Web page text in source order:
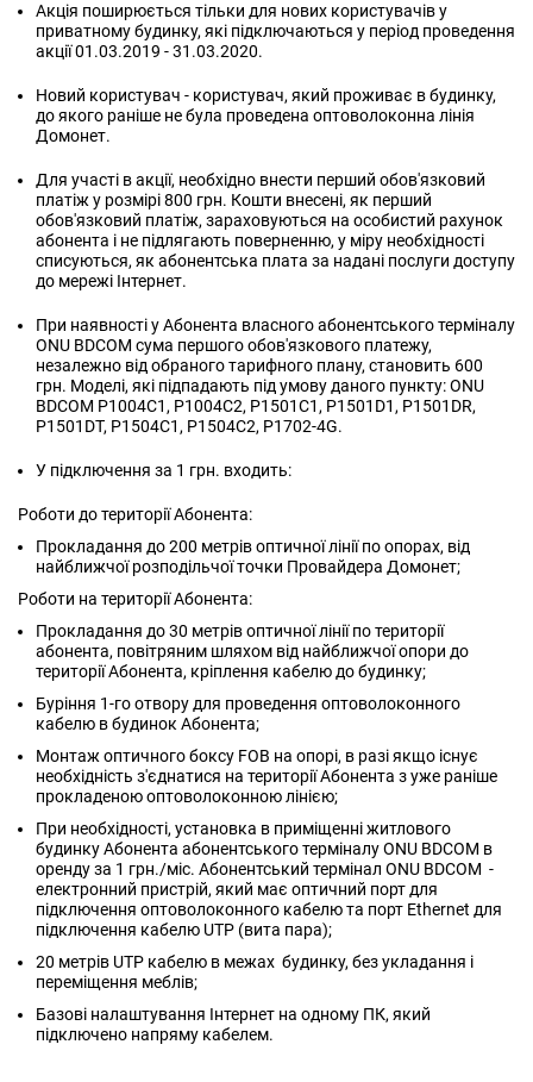
Акція поширюється тільки для нових користувачів у
приватному будинку, які підключаються у період проведення
акції 01.03.2019 - 31.03.2020.
Новий користувач - користувач, який проживає в будинку,
до якого раніше не була проведена оптоволоконна лінія
Домонет.
Для участі в акції, необхідно внести перший обов'язковий
платіж у розмірі 800 грн. Кошти внесені, як перший
обов'язковий платіж, зараховуються на особистий рахунок
абонента і не підлягають поверненню, у міру необхідності
списуються, як абонентська плата за надані послуги доступу
до мережі Інтернет.
При наявності у Абонента власного абонентського терміналу
ONU BDCOM сума першого обов'язкового платежу,
незалежно від обраного тарифного плану, становить 600
грн. Моделі, які підпадають під умову даного пункту: ONU
BDCOM P1004C1, P1004C2, P1501C1, P1501D1, P1501DR,
P1501DT, P1504C1, P1504C2, P1702-4G.
У підключення за 1 грн. входить:
Роботи до території Абонента:
Прокладання до 200 метрів оптичної лінії по опорах, від
найближчої розподільчої точки Провайдера Домонет;
Роботи на території Абонента:
Прокладання до 30 метрів оптичної лінії по території
абонента, повітряним шляхом від найближчої опори до
території Абонента, кріплення кабелю до будинку;
Буріння 1-го отвору для проведення оптоволоконного
кабелю в будинок Абонента;
Монтаж оптичного боксу FOB на опорі, в разі якщо існує
необхідність з'єднатися на території Абонента з уже раніше
прокладеною оптоволоконною лінією;
При необхідності, установка в приміщенні житлового
будинку Абонента абонентського терміналу ONU BDCOM в
оренду за 1 грн./міс. Абонентський термінал ONU BDCOM -
електронний пристрій, який має оптичний порт для
підключення оптоволоконного кабелю та порт Ethernet для
підключення кабелю UTP (вита пара);
20 метрів UTP кабелю в межах будинку, без укладання і
переміщення меблів;
Базові налаштування Інтернет на одному ПК, який
підключено напряму кабелем.